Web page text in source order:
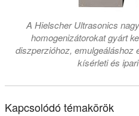
A Hielscher Ultrasonics
homogenizátorokat gyárt
diszperzióhoz, emulgeáláshoz
kísérleti és
Kapcsolódó témakörök